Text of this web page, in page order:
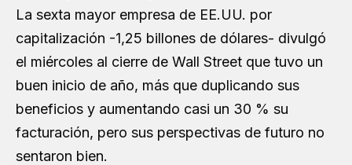
La sexta mayor empresa de EE.UU. por
capitalización -1,25 billones de dólares- divulgó
el miércoles al cierre de Wall Street que tuvo un
buen inicio de año, más que duplicando sus
beneficios y aumentando casi un 30 % su
facturación, pero sus perspectivas de futuro no
sentaron bien.